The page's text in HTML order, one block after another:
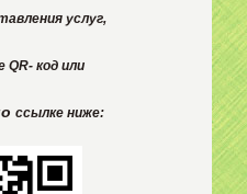
услуг,
QR- код или
ссылке ниже: